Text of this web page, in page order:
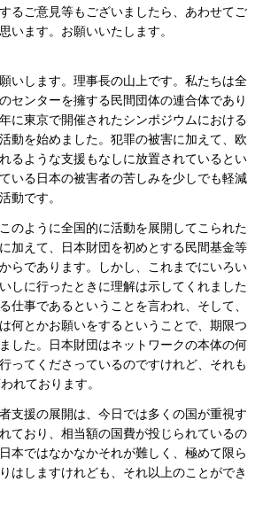
るご意見等もございましたら、あわせてご
います。お願いいたします。
いします。理事長の山上です。私たちは全
センターを擁する民間団体の連合体であり
に東京で開催されたシンポジウムにおける
動を始めました。犯罪の被害に加えて、欧
るような支援もなしに放置されているとい
いる日本の被害者の苦しみを少しでも軽減
動です。
のように全国的に活動を展開してこられた
加えて、日本財団を初めとする民間基金等
らであります。しかし、これまでにいろい
しに行ったときに理解は示してくれました
仕事であるということを言われ、そして、
何とかお願いをするということで、期限つ
した。日本財団はネットワークの本体の何
ってくださっているのですけれど、それも
れております。
支援の展開は、今日では多くの国が重視す
ており、相当額の国費が投じられているの
本ではなかなかそれが難しく、極めて限ら
はしますけれども、それ以上のことができ